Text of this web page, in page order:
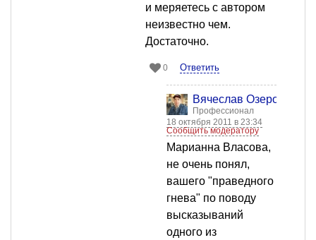
и меряетесь с автором
неизвестно чем.
Достаточно.
0 Ответить
Вячеслав Озеров
Профессионал
18 октября 2011 в 23:34
Сообщить модератору
Марианна Власова,
не очень понял,
вашего "праведного
гнева" по поводу
высказываний
одного из